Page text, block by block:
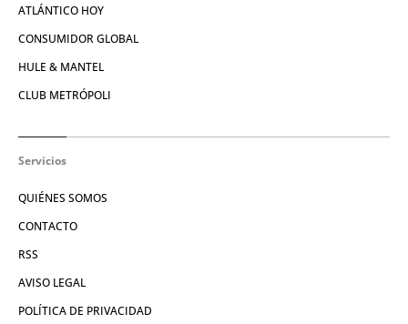
ATLÁNTICO HOY
CONSUMIDOR GLOBAL
HULE & MANTEL
CLUB METRÓPOLI
Servicios
QUIÉNES SOMOS
CONTACTO
RSS
AVISO LEGAL
POLÍTICA DE PRIVACIDAD